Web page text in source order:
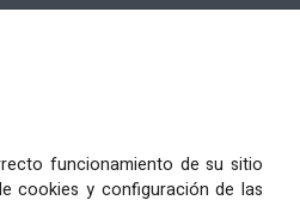
funcionamiento de su sitio
cookies y configuración de las